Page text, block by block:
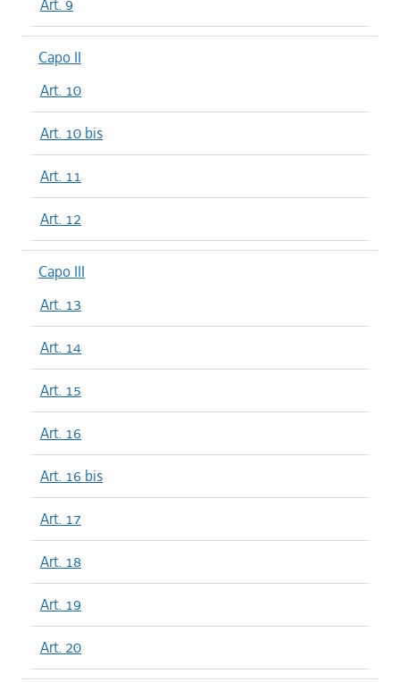
Art. 9
Capo II
Art. 10
Art. 10 bis
Art. 11
Art. 12
Capo III
Art. 13
Art. 14
Art. 15
Art. 16
Art. 16 bis
Art. 17
Art. 18
Art. 19
Art. 20